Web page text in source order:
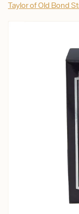
Taylor of Old Bond